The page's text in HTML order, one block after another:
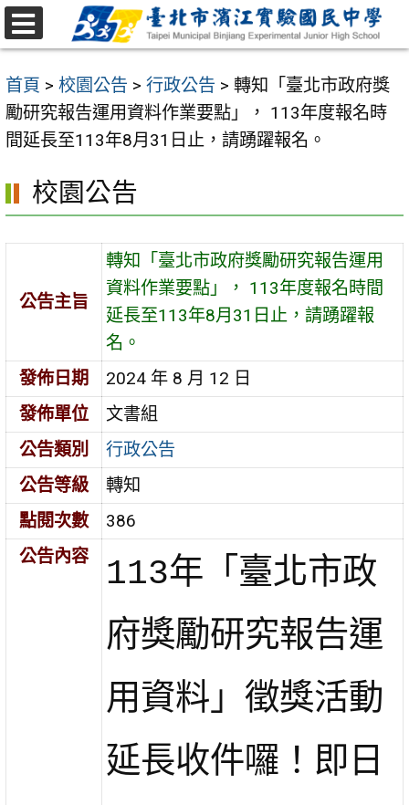
跳
至
要
內
容
首頁 > 校園公告 > 行政公告 > 轉知「臺北市政府獎
勵研究報告運用資料作業要點」， 113年度報名時
間延長至113年8月31日止，請踴躍報名。
校園公告
公告主旨
轉知「臺北市政府獎勵研究報告運用
資料作業要點」， 113年度報名時間
延長至113年8月31日止，請踴躍報
名。
發佈日期
2024 年 8 月 12 日
發佈單位
文書組
公告類別
行政公告
公告等級
轉知
點閱次數
386
公告內容
113年「臺北市政
府獎勵研究報告運
用資料」徵獎活動
延長收件囉！即日
選
單